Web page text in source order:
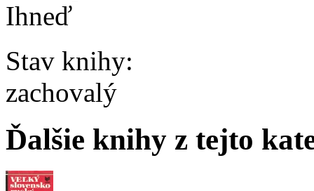
Ihneď
Stav knihy:
zachovalý
Ďalšie knihy z tejto